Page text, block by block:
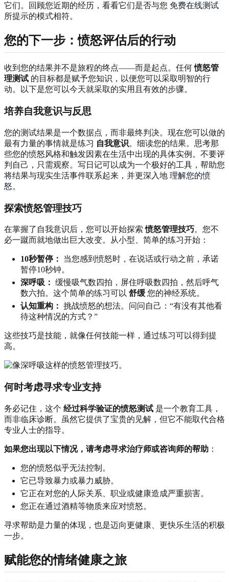
它们。回顾您近期的经历，看看它们是否与您 免费在线测试
所提示的模式相符。
您的下一步：愤怒评估后的行动
收到您的结果并不是旅程的终点——而是起点。任何愤怒管
理测试 的目标都是赋予您知识，以便您可以采取明智的行
动。以下是您可以今天就采取的实用且有效的步骤。
培养自我意识与反思
您的测试结果是一个数据点，而非最终判决。现在您可以做的
最有力量的事情就是练习 自我意识。细读您的结果。思考那
些您的愤怒风格和触发因素在生活中出现的具体实例。不要评
判自己，只需观察。写日记可以成为一个极好的工具，帮助您
将结果与现实生活事件联系起来，并更深入地 理解您的愤
怒。
探索愤怒管理技巧
在掌握了自我意识后，您可以开始探索愤怒管理技巧。您不
必一蹴而就地做出巨大改变。从小型、简单的练习开始：
10秒暂停：
当您感到愤怒时，在说话或行动之前，承诺
暂停10秒钟。
深呼吸： 缓慢吸气数四拍，屏住呼吸数四拍，然后呼气
数六拍。这个简单的练习可以 舒缓 您的神经系统。
认知重构： 挑战愤怒的想法。问问自己：“有没有其他看
待这种情况的方式？”
这些技巧是技能，就像任何技能一样，通过练习可以得到提
高。
何时考虑寻求专业支持
务必记住，这个 经过科学验证的愤怒测试 是一个教育工具，
而非临床诊断。虽然它提供了宝贵的见解，但它不能取代合格
专业人士的指导。
如果您出现以下情况，请考虑寻求治疗师或咨询师的帮助 ：
您的愤怒似乎无法控制。
它已导致暴力或暴力威胁。
它正在对您的人际关系、职业或健康造成严重损害。
您正在通过酒精等物质来应对愤怒。
寻求帮助是力量的体现，也是迈向更健康、更快乐生活的积极
一步。
赋能您的情绪健康之旅